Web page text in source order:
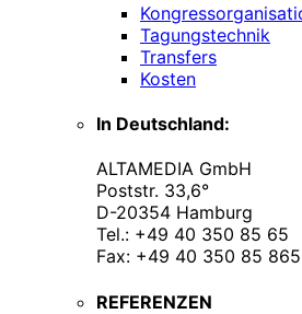
Tagungstechnik
Transfers
Kosten
In Deutschland:
ALTAMEDIA GmbH
Poststr. 33,6°
D-20354 Hamburg
Tel.: +49 40 350 85 65
Fax: +49 40 350 85 865
REFERENZEN